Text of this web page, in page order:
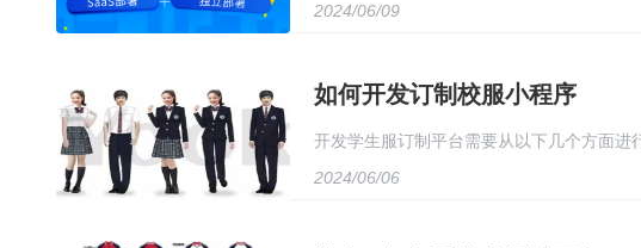
吞吐量、并发用户数、数据加载能力等，旨
2024/06/09
如何开发订制校服小程序
开发学生服订制平台需要从以下几个方面进
支付等功能；其次，选择合适的开发技术，
2024/06/06